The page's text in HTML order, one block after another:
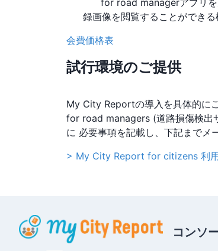
for road managerアプリを起
録画像を閲覧することができ
会費価格表
試行環境のご提供
My City Reportの導入を具体的に
for road managers (道路損傷検出
に 必要事項を記載し、下記までメ
> My City Report for citizens 利
コンソ